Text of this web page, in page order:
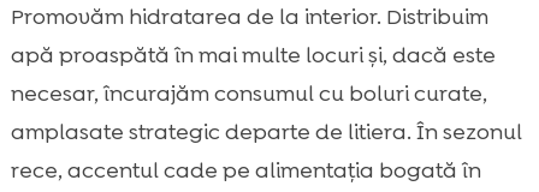
Promovăm hidratarea de la interior. Distribuim
apă proaspătă în mai multe locuri și, dacă este
necesar, încurajăm consumul cu boluri curate,
amplasate strategic departe de litiera. În sezonul
rece, accentul cade pe alimentația bogată în